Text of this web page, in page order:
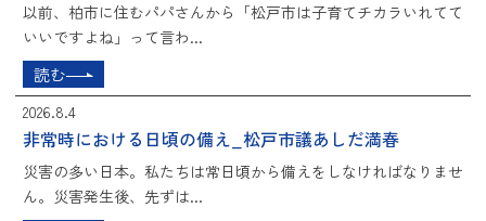
以前、柏市に住むパパさんから「松戸市は子育てチカラいれてて
いいですよね」って言わ...
読む
2026.8.4
非常時における日頃の備え_松戸市議あしだ満春
災害の多い日本。私たちは常日頃から備えをしなければなりませ
ん。災害発生後、先ずは...